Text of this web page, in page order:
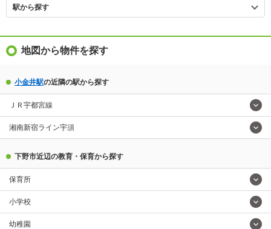
駅から探す
地図から物件を探す
小金井駅の近隣の駅から探す
ＪＲ宇都宮線
湘南新宿ライン宇須
下野市近辺の教育・保育から探す
保育所
小学校
幼稚園